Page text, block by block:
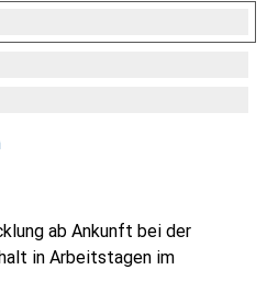
ab Ankunft bei der
in Arbeitstagen im